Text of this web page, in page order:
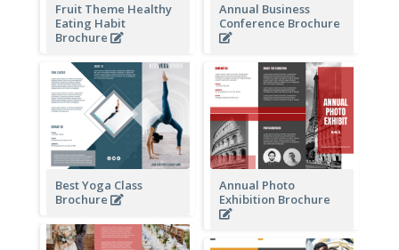
Fruit Theme Healthy
Eating Habit
Brochure
Best Yoga Class
Brochure
Annual Business
Conference Brochure
Annual Photo
Exhibition Brochure